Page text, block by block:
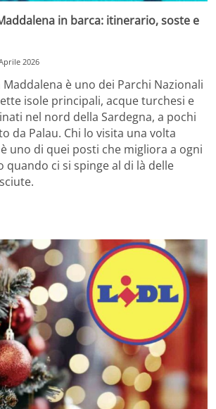
in barca: itinerario, soste e
2026
Maddalena è uno dei Parchi Nazionali
isole principali, acque turchesi e
nel nord della Sardegna, a pochi
da Palau. Chi lo visita una volta
uno di quei posti che migliora a ogni
ci si spinge al di là delle